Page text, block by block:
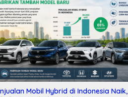
Mobil Hybrid di Indonesia Naik,